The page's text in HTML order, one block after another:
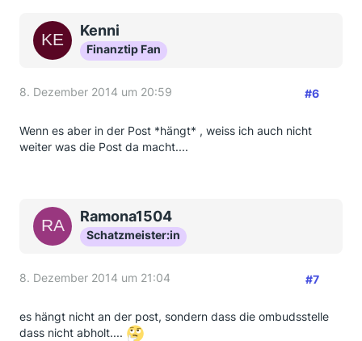
Kenni
Finanztip Fan
8. Dezember 2014 um 20:59 #6
Wenn es aber in der Post *hängt* , weiss ich auch nicht
weiter was die Post da macht....
Ramona1504
Schatzmeister:in
8. Dezember 2014 um 21:04 #7
es hängt nicht an der post, sondern dass die ombudsstelle
dass nicht abholt....